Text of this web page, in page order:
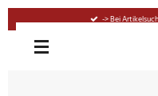
springen
-> Bei